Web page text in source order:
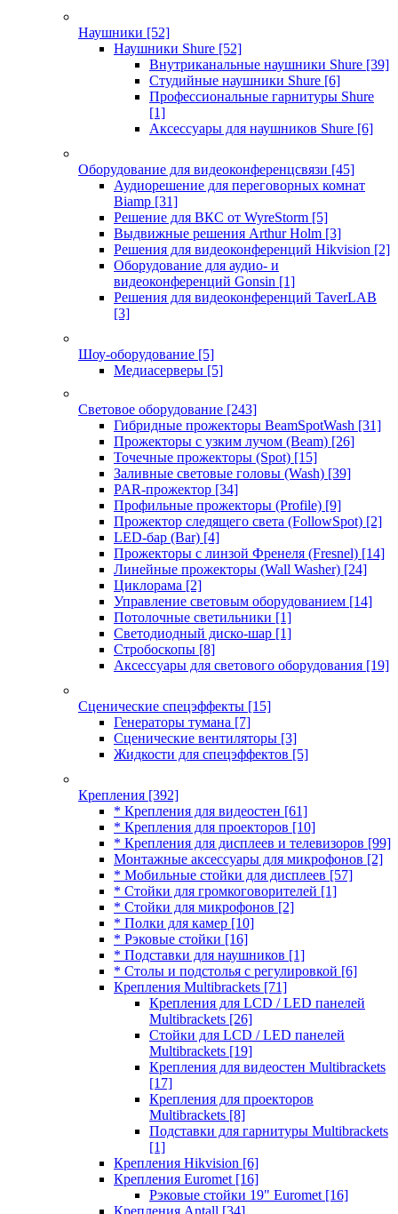
Наушники [52]
Наушники Shure [52]
Внутриканальные наушники Shure [39]
Студийные наушники Shure [6]
Профессиональные гарнитуры Shure
[1]
Аксессуары для наушников Shure [6]
Оборудование для видеоконференцсвязи [45]
Аудиорешение для переговорных комнат
Biamp [31]
Решение для ВКС от WyreStorm [5]
Выдвижные решения Arthur Holm [3]
Решения для видеоконференций Hikvision [2]
Оборудование для аудио- и
видеоконференций Gonsin [1]
Решения для видеоконференций TaverLAB
[3]
Шоу-оборудование [5]
Медиасерверы [5]
Световое оборудование [243]
Гибридные прожекторы BeamSpotWash [31]
Прожекторы с узким лучом (Beam) [26]
Точечные прожекторы (Spot) [15]
Заливные световые головы (Wash) [39]
PAR-прожектор [34]
Профильные прожекторы (Profile) [9]
Прожектор следящего света (FollowSpot) [2]
LED-бар (Bar) [4]
Прожекторы с линзой Френеля (Fresnel) [14]
Линейные прожекторы (Wall Washer) [24]
Циклорама [2]
Управление световым оборудованием [14]
Потолочные светильники [1]
Светодиодный диско-шар [1]
Стробоскопы [8]
Аксессуары для светового оборудования [19]
Сценические спецэффекты [15]
Генераторы тумана [7]
Сценические вентиляторы [3]
Жидкости для спецэффектов [5]
Крепления [392]
* Крепления для видеостен [61]
* Крепления для проекторов [10]
* Крепления для дисплеев и телевизоров [99]
Монтажные аксессуары для микрофонов [2]
* Мобильные стойки для дисплеев [57]
* Стойки для громкоговорителей [1]
* Стойки для микрофонов [2]
* Полки для камер [10]
* Рэковые стойки [16]
* Подставки для наушников [1]
* Столы и подстолья с регулировкой [6]
Крепления Multibrackets [71]
Крепления для LCD / LED панелей
Multibrackets [26]
Стойки для LCD / LED панелей
Multibrackets [19]
Крепления для видеостен Multibrackets
[17]
Крепления для проекторов
Multibrackets [8]
Подставки для гарнитуры Multibrackets
[1]
Крепления Hikvision [6]
Крепления Euromet [16]
Рэковые стойки 19" Euromet [16]
Крепления Antall [34]